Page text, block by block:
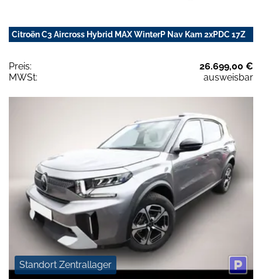
Citroën C3 Aircross Hybrid MAX WinterP Nav Kam 2xPDC 17Z
Preis:
26.699,00 €
MWSt:
ausweisbar
Standort Zentrallager